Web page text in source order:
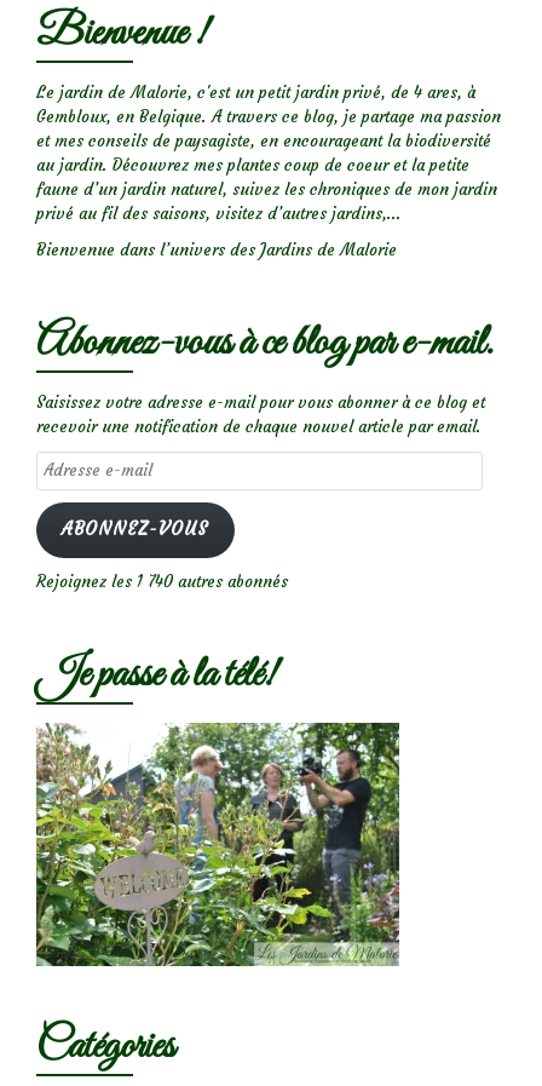
Bienvenue !
Le jardin de Malorie, c'est un petit jardin privé, de 4 ares, à
Gembloux, en Belgique. A travers ce blog, je partage ma passion
et mes conseils de paysagiste, en encourageant la biodiversité
au jardin. Découvrez mes plantes coup de coeur et la petite
faune d’un jardin naturel, suivez les chroniques de mon jardin
privé au fil des saisons, visitez d’autres jardins,...
Bienvenue dans l’univers des Jardins de Malorie
Abonnez-vous à ce blog par e-mail.
Saisissez votre adresse e-mail pour vous abonner à ce blog et
recevoir une notification de chaque nouvel article par email.
Adresse
e-
mail
ABONNEZ-VOUS
Rejoignez les 1 740 autres abonnés
Je passe à la télé!
Catégories